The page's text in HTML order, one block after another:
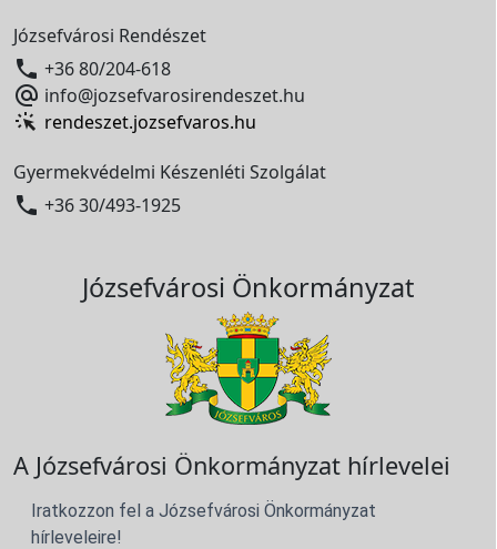
Józsefvárosi Rendészet
 +36 80/204-618
 info@jozsefvarosirendeszet.hu
rendeszet.jozsefvaros.hu
Gyermekvédelmi Készenléti Szolgálat
 +36 30/493-1925
Józsefvárosi Önkormányzat
A Józsefvárosi Önkormányzat hírlevelei
Iratkozzon fel a Józsefvárosi Önkormányzat
hírleveleire!